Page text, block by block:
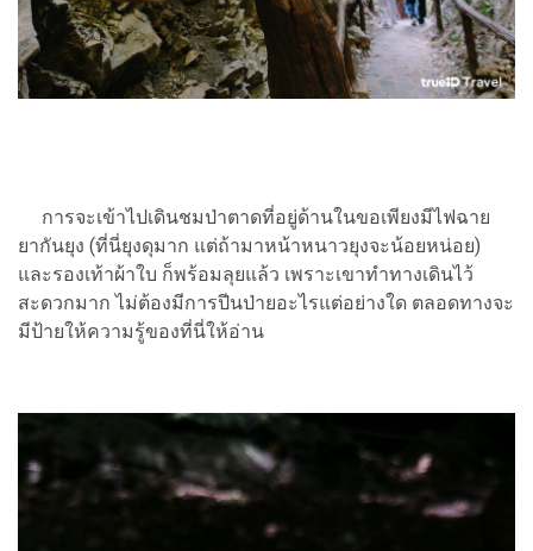
การจะเข้าไปเดินชมป่าตาดที่อยู่ด้านในขอเพียงมีไฟฉาย
ยากันยุง (ที่นี่ยุงดุมาก แต่ถ้ามาหน้าหนาวยุงจะน้อยหน่อย)
และรองเท้าผ้าใบ ก็พร้อมลุยแล้ว เพราะเขาทำทางเดินไว้
สะดวกมาก ไม่ต้องมีการปีนป่ายอะไรแต่อย่างใด ตลอดทางจะ
มีป้ายให้ความรู้ของที่นี่ให้อ่าน